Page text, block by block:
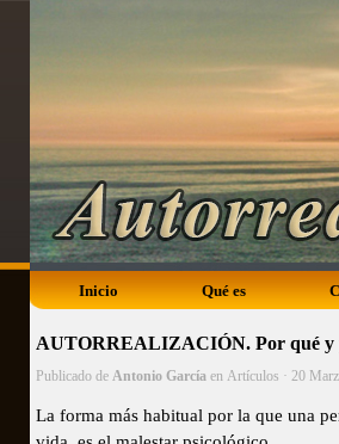
Inicio Qué es
AUTORREALIZACIÓN. Por qué y
Publicado de Antonio García en Artículos · 20
La forma más habitual por la que una